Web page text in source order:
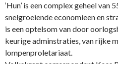
‘Hun’ is een complex geheel van
snelgroeiende economieen en
is een optelsom van door
keurige adminstraties, van rijke
lompenproletariaat.